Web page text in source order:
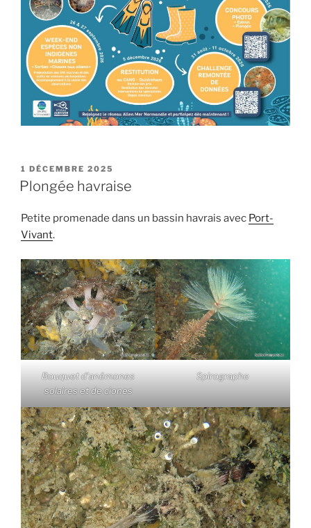
PUBLIÉ
LE
1 DÉCEMBRE 2025
Plongée havraise
Petite promenade dans un bassin havrais avec Port-
Vivant.
Bouquet d’anémones
solaires et de ciones
Spirographe